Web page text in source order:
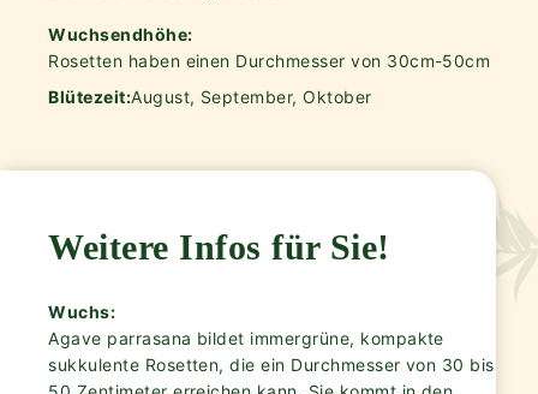
Wuchsendhöhe:
Rosetten haben einen Durchmesser von 30cm-50cm
Blütezeit:August, September, Oktober
Weitere Infos für Sie!
Wuchs:
Agave parrasana bildet immergrüne, kompakte
sukkulente Rosetten, die ein Durchmesser von 30 bis